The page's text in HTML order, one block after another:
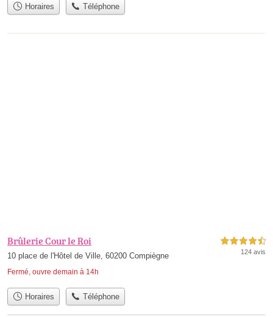
Horaires Téléphone
Brûlerie Cour le Roi
10 place de l'Hôtel de Ville, 60200 Compiègne
Fermé, ouvre demain à 14h
4,5 étoiles sur 5
124 avis
Horaires Téléphone